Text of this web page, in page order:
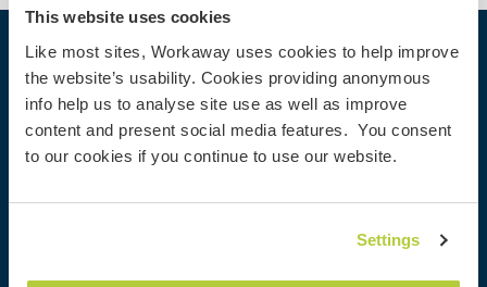
This website uses cookies
Like most sites, Workaway uses cookies to help improve
the website’s usability. Cookies providing anonymous
info help us to analyse site use as well as improve
content and present social media features. You consent
to our cookies if you continue to use our website.
Settings
Trouver un hôte
Informations pour les hôtes
Informations pour les workawayers
Réductions et partenaires